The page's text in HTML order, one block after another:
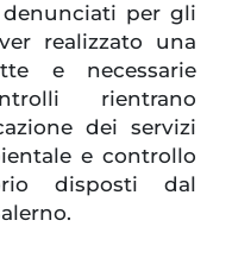
per gli
realizzato una
e necessarie
rientrano
dei servizi
e controllo
disposti dal